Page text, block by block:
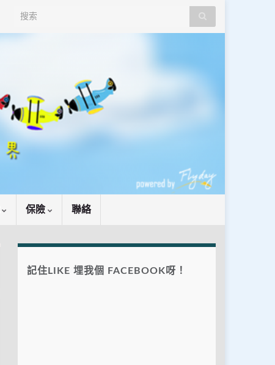
Search for:
保險 聯絡
記住LIKE 埋我個 FACEBOOK呀！